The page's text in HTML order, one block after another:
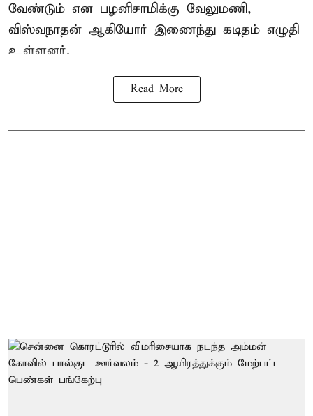
வேண்டும் என பழனிசாமிக்கு வேலுமணி,
விஸ்வநாதன் ஆகியோர் இணைந்து கடிதம் எழுதி
உள்ளனர்.
Read More